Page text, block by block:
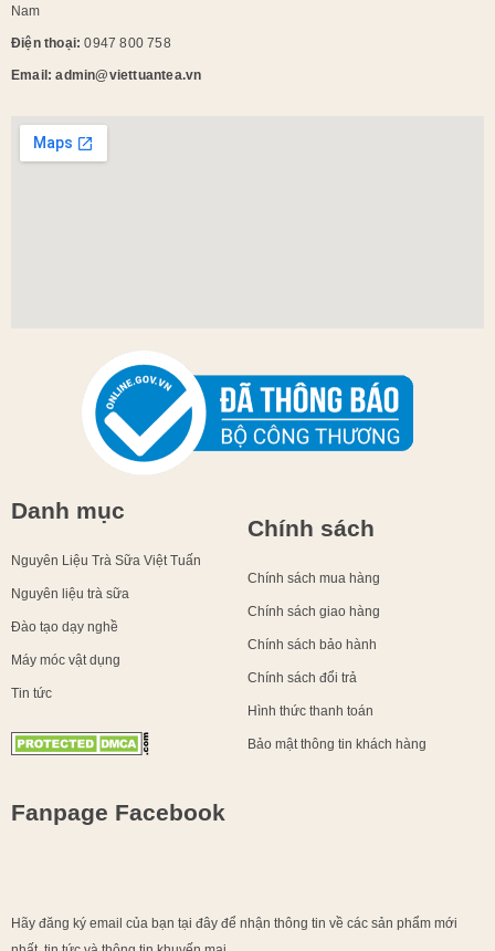
Nam
Điện thoại:0947 800 758
Email: admin@viettuantea.vn
Danh mục
Nguyên Liệu Trà Sữa Việt Tuấn
Nguyên liệu trà sữa
Đào tạo dạy nghề
Máy móc vật dụng
Tin tức
Chính sách
Chính sách mua hàng
Chính sách giao hàng
Chính sách bảo hành
Chính sách đổi trả
Hình thức thanh toán
Bảo mật thông tin khách hàng
Fanpage Facebook
Hãy đăng ký email của bạn tại đây để nhận thông tin về các sản phẩm mới